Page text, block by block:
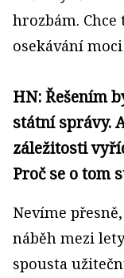
hrozbám.
osekávání
HN: Řešením
státní správy.
záležitosti
Proč se o tom
Nevíme
náběh mezi
spousta